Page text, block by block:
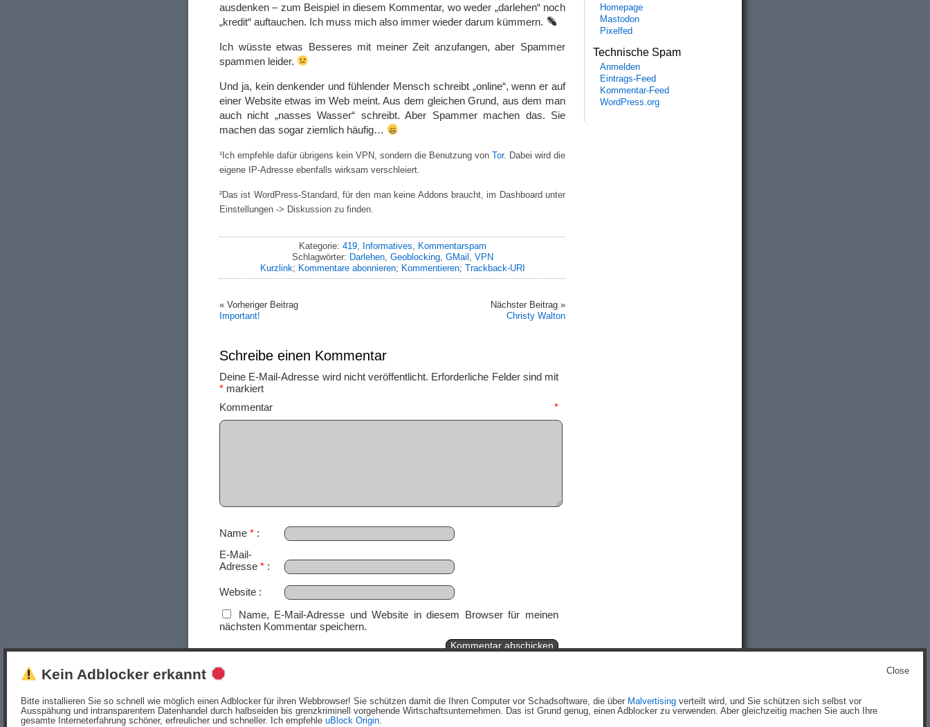
ausdenken – zum Beispiel in diesem Kommentar, wo weder „darlehen“ noch
„kredit“ auftauchen. Ich muss mich also immer wieder darum kümmern.
Ich wüsste etwas Besseres mit meiner Zeit anzufangen, aber Spammer
spammen leider.
Und ja, kein denkender und fühlender Mensch schreibt „online“, wenn er auf
einer Website etwas im Web meint. Aus dem gleichen Grund, aus dem man
auch nicht „nasses Wasser“ schreibt. Aber Spammer machen das. Sie
machen das sogar ziemlich häufig…
¹Ich empfehle dafür übrigens kein VPN, sondern die Benutzung von Tor. Dabei wird die
eigene IP-Adresse ebenfalls wirksam verschleiert.
²Das ist WordPress-Standard, für den man keine Addons braucht, im Dashboard unter
Einstellungen -> Diskussion zu finden.
Kategorie: 419, Informatives, Kommentarspam
Schlagwörter: Darlehen, Geoblocking, GMail , VPN
Kurzlink; Kommentare abonnieren; Kommentieren; Trackback-URI
« Vorheriger Beitrag
Important!
Nächster Beitrag »
Christy Walton
Schreibe einen Kommentar
Deine E-Mail-Adresse wird nicht veröffentlicht. Erforderliche Felder sind mit
* markiert
Kommentar *
Name *
E-Mail-
Adresse *
Website
Name, E-Mail-Adresse und Website in diesem Browser für meinen
nächsten Kommentar speichern.
Homepage
Mastodon
Pixelfed
Technische Spam
Anmelden
Eintrags-Feed
Kommentar-Feed
WordPress.org
Beiträge (RSS)undKommentare (RSS).
Close
Kein Adblocker erkannt
Bitte installieren Sie so schnell wie möglich einen Adblocker für ihren Webbrowser! Sie schützen damit die Ihren Computer vor Schadsoftware, die über Malvertising verteilt wird, und Sie schützen sich selbst vor
Ausspähung und intransparentem Datenhandel durch halbseiden bis grenzkriminell vorgehende Wirtschaftsunternehmen. Das ist Grund genug, einen Adblocker zu verwenden. Aber gleichzeitig machen Sie auch Ihre
gesamte Interneterfahrung schöner, erfreulicher und schneller. Ich empfehle uBlock Origin.